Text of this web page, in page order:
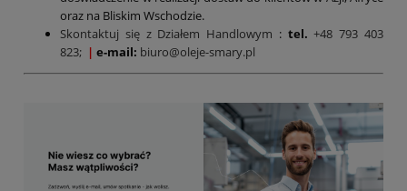
oraz na Bliskim Wschodzie.
Skontaktuj się z Działem Handlowym : tel.+48 793 403
823; | e-mail: biuro@oleje-smary.pl